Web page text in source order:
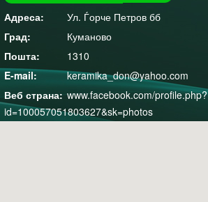
Ул. Ѓорче Петров бб
Куманово
1310
keramika_don@yahoo.com
www.facebook.com/profile.php?
id=100057051803627&sk=photos